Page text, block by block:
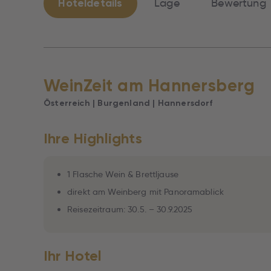
Hoteldetails Lage Bewertung
WeinZeit am Hannersberg
Österreich | Burgenland | Hannersdorf
Ihre Highlights
1 Flasche Wein & Brettljause
direkt am Weinberg mit Panoramablick
Reisezeitraum: 30.5. – 30.9.2025
Ihr Hotel